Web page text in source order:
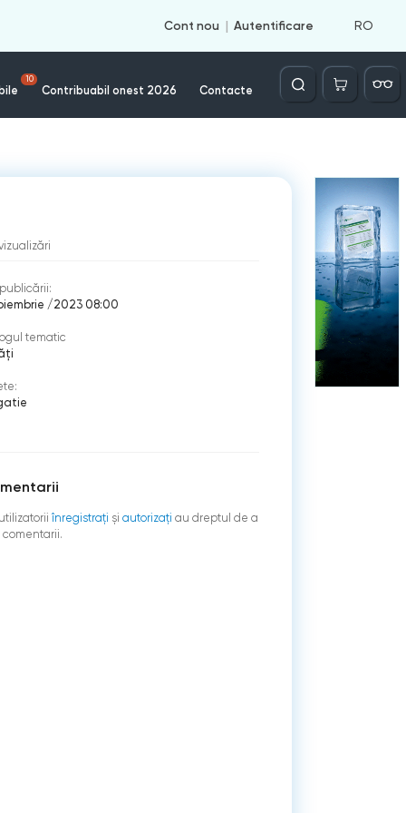
Cont nou Autentificare RO
10
Contribuabil onest 2026 Contacte
Căutare
/2023 08:00
tematic
înregistraţi şi autorizați au dreptul de a
comentarii.